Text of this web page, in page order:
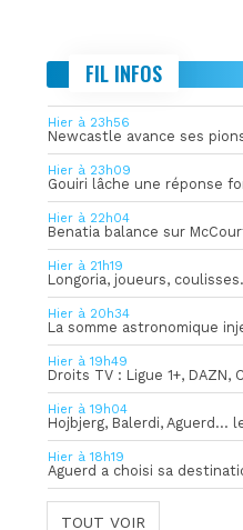
FIL INFOS
Hier à 23h56
Hier à 23h09
Gouiri lâche une réponse
Hier à 22h04
Benatia balance sur
Hier à 21h19
Hier à 20h34
Hier à 19h49
Hier à 19h04
Hier à 18h19
TOUT VOIR